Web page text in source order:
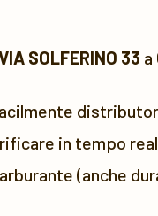
SOLFERINO 33 a
in tempo
(anche